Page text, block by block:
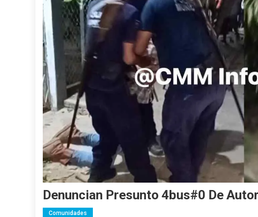
Denuncian Presunto 4bus#0 De
Comunidades